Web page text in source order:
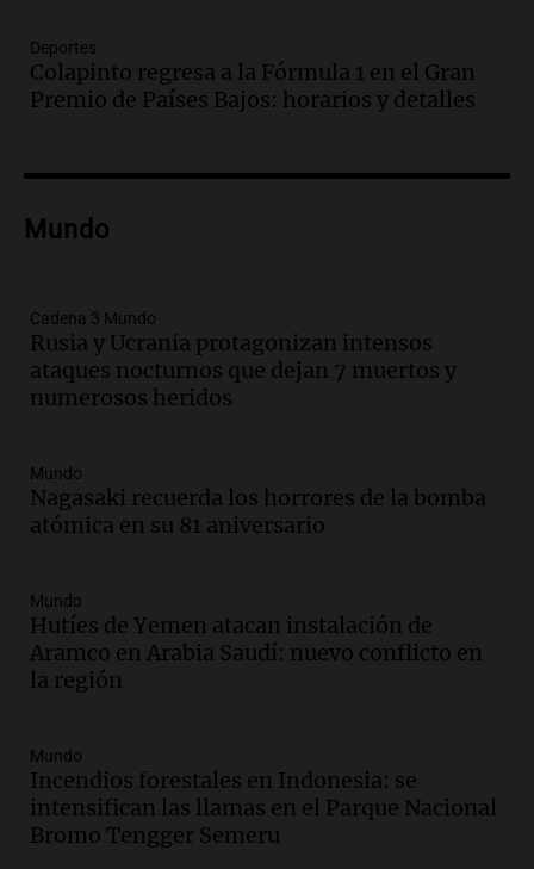
Audio. Borges, abogada de Pourrain:
"Tres hombres se lo llevaron para
hacerle preguntas y nunca regresó"
Episodios
metros del río Suquía y retiraron hasta
Episodios
Audio.La historia de la servilleta que
firmó Jorge Messi para el primer
contrato de Leo con Barcelona
Audio.Joan Gaspart: "Sin Jorge, no sé si
Messi hubiera llegado adonde llegó"
Audio.El orgullo y el sueño argentino de
Jorge Messi en una entrevista con Rony
Vargas en 2007
Audio. El abuelo de Agostina Vega, tras
las nuevas detenciones: "En esa casa
todos tenían algo que ver"
Deportes
Colapinto regresa a la Fórmula 1 en el Gran
Premio de Países Bajos: horarios y detalles
Mundo
Cadena 3 Mundo
Rusia y Ucrania protagonizan intensos
ataques nocturnos que dejan 7 muertos y
numerosos heridos
Mundo
Nagasaki recuerda los horrores de la bomba
atómica en su 81 aniversario
Mundo
Hutíes de Yemen atacan instalación de
Aramco en Arabia Saudí: nuevo conflicto en
la región
Mundo
Incendios forestales en Indonesia: se
intensifican las llamas en el Parque Nacional
Bromo Tengger Semeru